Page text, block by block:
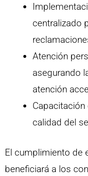
centralizado
Atención
asegurando
atención
calidad del
El cumplimiento de
beneficiará a los